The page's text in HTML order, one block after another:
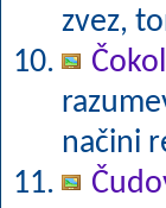
zvez,
načini